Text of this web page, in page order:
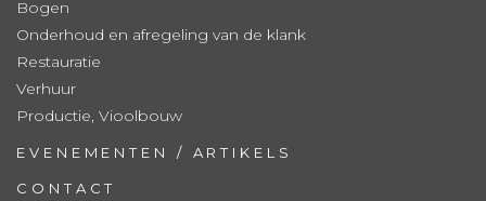
Bogen
Onderhoud en afregeling van de klank
Restauratie
Verhuur
Productie, Vioolbouw
EVENEMENTEN / ARTIKELS
CONTACT